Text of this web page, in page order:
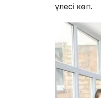
үлесі көп.